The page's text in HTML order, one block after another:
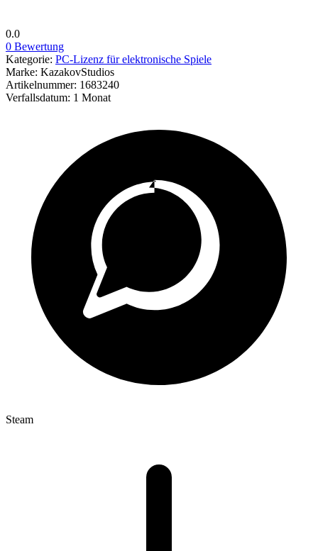
0.0
0 Bewertung
Kategorie: PC-Lizenz für elektronische Spiele
Marke: KazakovStudios
Artikelnummer: 1683240
Verfallsdatum: 1 Monat
Steam